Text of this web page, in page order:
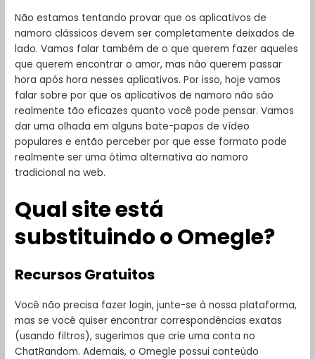
Não estamos tentando provar que os aplicativos de
namoro clássicos devem ser completamente deixados de
lado. Vamos falar também de o que querem fazer aqueles
que querem encontrar o amor, mas não querem passar
hora após hora nesses aplicativos. Por isso, hoje vamos
falar sobre por que os aplicativos de namoro não são
realmente tão eficazes quanto você pode pensar. Vamos
dar uma olhada em alguns bate-papos de vídeo
populares e então perceber por que esse formato pode
realmente ser uma ótima alternativa ao namoro
tradicional na web.
Qual site está
substituindo o Omegle?
Recursos Gratuitos
Você não precisa fazer login, junte-se à nossa plataforma,
mas se você quiser encontrar correspondências exatas
(usando filtros), sugerimos que crie uma conta no
ChatRandom. Ademais, o Omegle possui conteúdo